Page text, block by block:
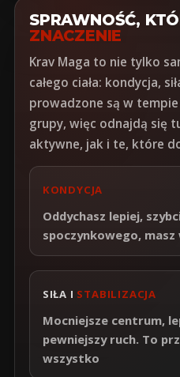
SPRAWNOŚĆ,
ZNACZENIE
Krav Maga to nie tylko
całego ciała: kondycja,
prowadzone są w
grupy, więc odnajdą się
aktywne, jak i te, które
KONDYCJA
Oddychasz lepiej,
spoczynkowego,
SIŁA I STABILIZACJA
Mocniejsze centrum,
pewniejszy ruch. To
wszystko